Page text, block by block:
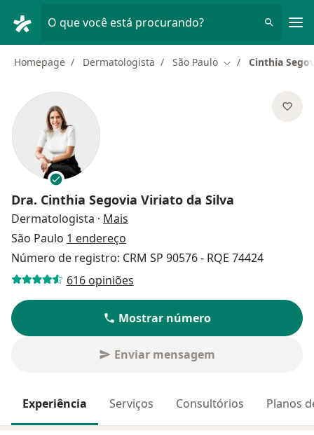
O que você está procurando?
Homepage Dermatologista São Paulo Mudar de cidade
Cinthia
Dra. Cinthia Segovia Viriato da Silva
Dermatologista · Mais
São Paulo 1 endereço
Número de registro: CRM SP 90576 - RQE 74424
616 opiniões
Mostrar número
Enviar mensagem
Experiência Serviços Consultórios Planos